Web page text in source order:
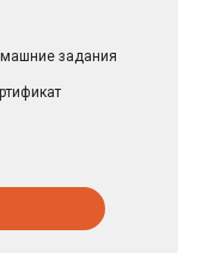
задания